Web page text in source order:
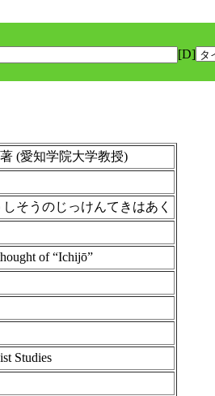
[D]
(愛知学院大学教授)
そうのじっけんてきはあく
of “Ichijō”
Studies